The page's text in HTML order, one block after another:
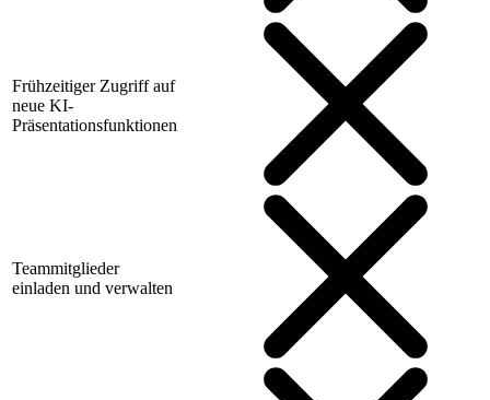
Frühzeitiger Zugriff auf
neue KI-
Präsentationsfunktionen
Teammitglieder
einladen und verwalten